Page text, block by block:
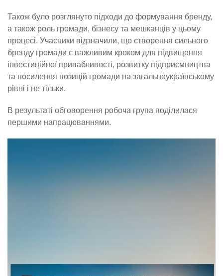
Також було розглянуто підходи до формування бренду,
а також роль громади, бізнесу та мешканців у цьому
процесі. Учасники відзначили, що створення сильного
бренду громади є важливим кроком для підвищення
інвестиційної привабливості, розвитку підприємництва
та посилення позицій громади на загальноукраїнському
рівні і не тільки.
В результаті обговорення робоча група поділилася
першими напрацюваннями.